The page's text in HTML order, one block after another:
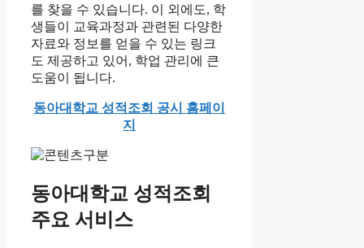
를 찾을 수 있습니다. 이 외에도, 학
생들이 교육과정과 관련된 다양한
자료와 정보를 얻을 수 있는 링크
도 제공하고 있어, 학업 관리에 큰
도움이 됩니다.
동아대학교 성적조회 공시 홈페이
지
동아대학교 성적조회
주요 서비스